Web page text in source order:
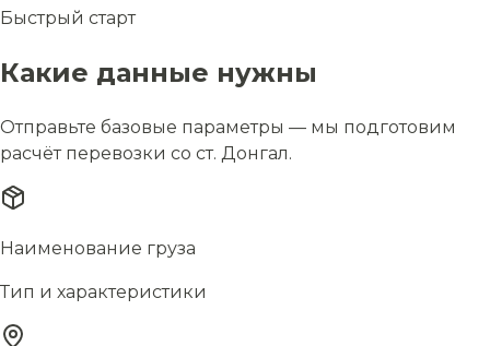
Быстрый старт
Какие данные нужны
Отправьте базовые параметры — мы подготовим
расчёт перевозки со ст. Донгал.
Наименование груза
Тип и характеристики